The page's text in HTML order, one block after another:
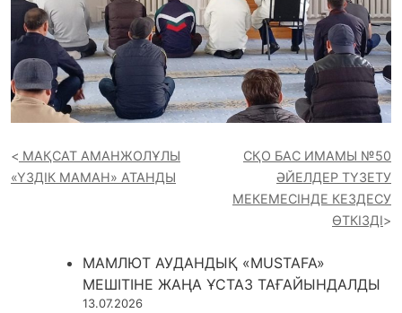
МАҚСАТ АМАНЖОЛҰЛЫ
«ҮЗДІК МАМАН» АТАНДЫ
СҚО БАС ИМАМЫ №50
ӘЙЕЛДЕР ТҮЗЕТУ
МЕКЕМЕСІНДЕ КЕЗДЕСУ
ӨТКІЗДІ
МАМЛЮТ АУДАНДЫҚ «MUSTAFA»
МЕШІТІНЕ ЖАҢА ҰСТАЗ ТАҒАЙЫНДАЛДЫ
13.07.2026